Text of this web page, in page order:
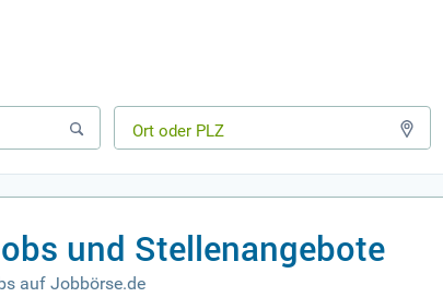
und Stellenangebote
auf Jobbörse.de